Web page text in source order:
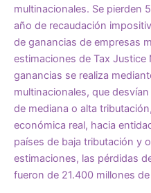
multinacionales. Se pierden
año de recaudación
de ganancias de empresas
estimaciones de Tax Justice
ganancias se realiza
multinacionales, que
de mediana o alta
económica real, hacia
países de baja tributación y
estimaciones, las pérdidas
fueron de 21.400 millones